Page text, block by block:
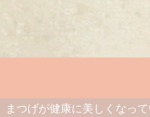
まつげが健康に美しくなっ
美容師免許保持スタッフ・